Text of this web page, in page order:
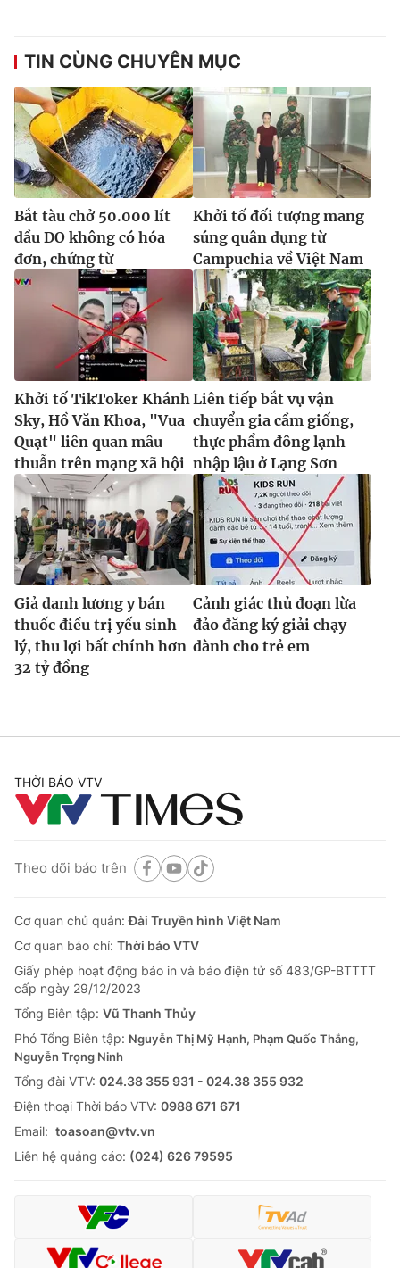
TIN CÙNG CHUYÊN MỤC
Bắt tàu chở 50.000 lít
dầu DO không có hóa
đơn, chứng từ
Khởi tố đối tượng mang
súng quân dụng từ
Campuchia về Việt Nam
Khởi tố TikToker Khánh
Sky, Hồ Văn Khoa, "Vua
Quạt" liên quan mâu
thuẫn trên mạng xã hội
Liên tiếp bắt vụ vận
chuyển gia cầm giống,
thực phẩm đông lạnh
nhập lậu ở Lạng Sơn
Giả danh lương y bán
thuốc điều trị yếu sinh
lý, thu lợi bất chính hơn
32 tỷ đồng
Cảnh giác thủ đoạn lừa
đảo đăng ký giải chạy
dành cho trẻ em
THỜI BÁO VTV
Theo dõi báo trên
Cơ quan chủ quản:Đài Truyền hình Việt Nam
Cơ quan báo chí: Thời báo VTV
Giấy phép hoạt động báo in và báo điện tử số 483/GP-BTTTT
cấp ngày 29/12/2023
Tổng Biên tập: Vũ Thanh Thủy
Phó Tổng Biên tập: Nguyễn Thị Mỹ Hạnh, Phạm Quốc Thắng,
Nguyễn Trọng Ninh
Tổng đài VTV: 024.38 355 931 - 024.38 355 932
Ðiện thoại Thời báo VTV: 0988 671 671
Email: toasoan@vtv.vn
Liên hệ quảng cáo: (024) 626 79595